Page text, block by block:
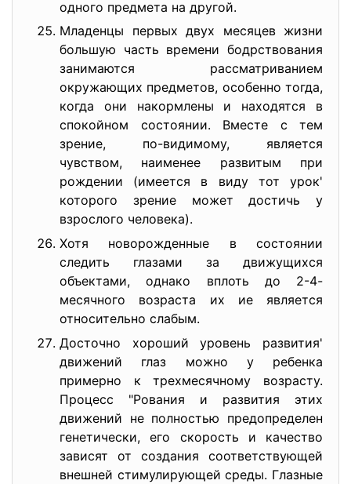
одного предмета на другой.
Младенцы первых двух месяцев жизни
большую часть времени бодрствования
занимаются рассматриванием
окружающих предметов, особенно тогда,
когда они накормлены и находятся в
спокойном состоянии. Вместе с тем
зрение, по-видимому, является
чувством, наименее развитым при
рождении (имеется в виду тот урок'
которого зрение может достичь у
взрослого человека).
Хотя новорожденные в состоянии
следить глазами за движущихся
объектами, однако вплоть до 2-4-
месячного возраста их ие является
относительно слабым.
Досточно хороший уровень развития'
движений глаз можно у ребенка
примерно к трехмесячному возрасту.
Процесс "Рования и развития этих
движений не полностью предопределен
генетически, его скорость и качество
зависят от создания соответствующей
внешней стимулирующей среды. Глазные